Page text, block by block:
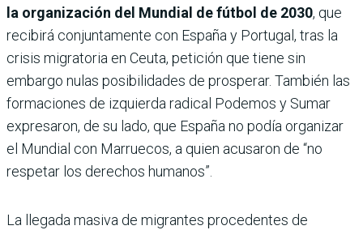
la organización del Mundial de fútbol de 2030, que
recibirá conjuntamente con España y Portugal, tras la
crisis migratoria en Ceuta, petición que tiene sin
embargo nulas posibilidades de prosperar. También las
formaciones de izquierda radical Podemos y Sumar
expresaron, de su lado, que España no podía organizar
el Mundial con Marruecos, a quien acusaron de “no
respetar los derechos humanos”.
La llegada masiva de migrantes procedentes de